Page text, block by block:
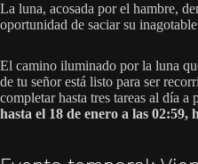
La luna, acosada por el hambre,
oportunidad de saciar su
El camino iluminado por la luna
de tu señor está listo para ser
completar hasta tres tareas al día a
hasta el 18 de enero a las 02:59,